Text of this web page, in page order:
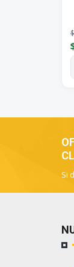
$
Si